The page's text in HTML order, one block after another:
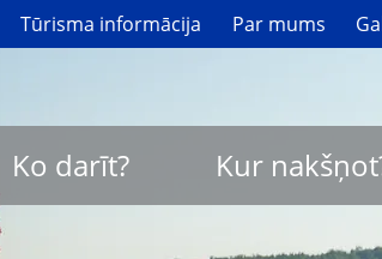
Tūrisma informācija Par mums
Ko darīt? Kur